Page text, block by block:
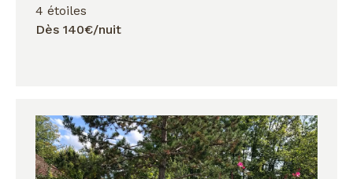
4 étoiles
Dès 140€/nuit